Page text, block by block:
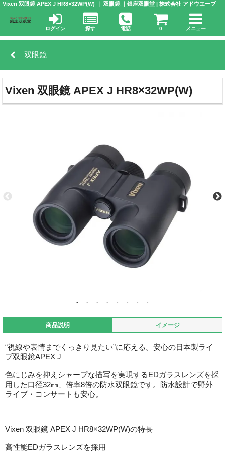
双眼鏡
Vixen 双眼鏡 APEX J HR8×32WP(W)
商品説明 イメージ
“視線や表情までくっきり見たい”に応える。安心の日本製ライ
ブ双眼鏡APEX J
色にじみを抑えシャープな描写を実現するEDガラスレンズを採
用した口径32㎜、倍率8倍の防水双眼鏡です。防水設計で野外
ライブ・コンサートも安心。
Vixen 双眼鏡 APEX J HR8×32WP(W)の特長
高性能EDガラスレンズを採用
Vixen 双眼鏡 APEX J HR8×32WP(W) ｜ 双眼鏡 ｜銀座双眼堂 | 株式会社 アドウエーブ
ログイン 探す 電話 0 メニュー